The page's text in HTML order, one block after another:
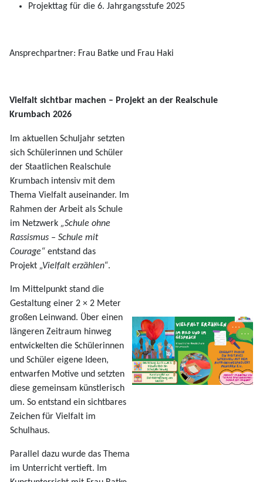
Projekttag für die 6. Jahrgangsstufe 2025
Ansprechpartner: Frau Batke und Frau Haki
Vielfalt sichtbar machen – Projekt an der Realschule
Krumbach 2026
Im aktuellen Schuljahr setzten
sich Schülerinnen und Schüler
der Staatlichen Realschule
Krumbach intensiv mit dem
Thema Vielfalt auseinander. Im
Rahmen der Arbeit als Schule
im Netzwerk „Schule ohne
Rassismus – Schule mit
Courage“ entstand das
Projekt „Vielfalt erzählen“.
Im Mittelpunkt stand die
Gestaltung einer 2 × 2 Meter
großen Leinwand. Über einen
längeren Zeitraum hinweg
entwickelten die Schülerinnen
und Schüler eigene Ideen,
entwarfen Motive und setzten
diese gemeinsam künstlerisch
um. So entstand ein sichtbares
Zeichen für Vielfalt im
Schulhaus.
Parallel dazu wurde das Thema
im Unterricht vertieft. Im